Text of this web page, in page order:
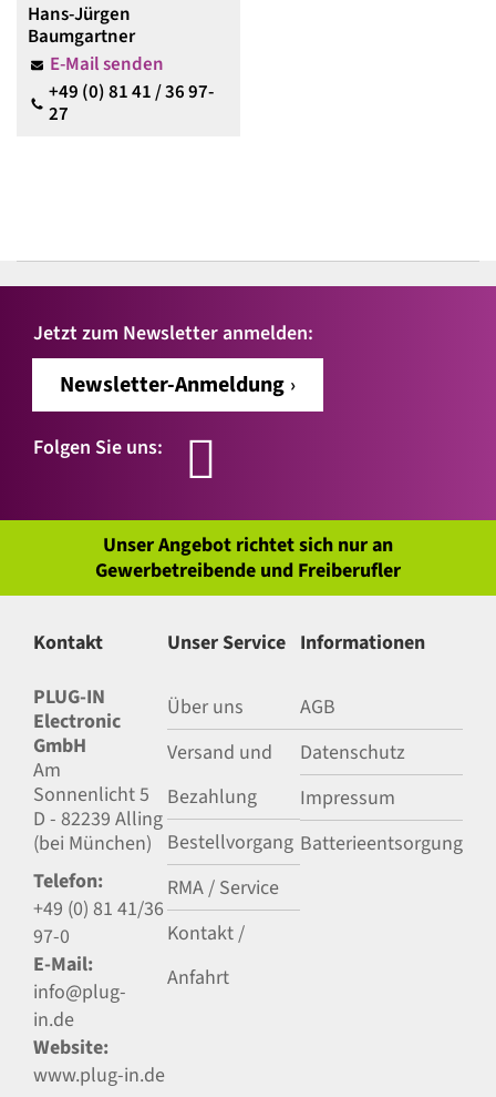
Hans-Jürgen
Baumgartner
E-Mail senden
+49 (0) 81 41 / 36 97-
27
Jetzt zum Newsletter anmelden:
Newsletter-Anmeldung
Folgen Sie uns:
Unser Angebot richtet sich nur an
Gewerbetreibende und Freiberufler
Kontakt
PLUG-IN
Electronic
GmbH
Am
Sonnenlicht 5
D - 82239 Alling
(bei München)
Telefon:
+49 (0) 81 41/36
97-0
E-Mail:
info@plug-
in.de
Website:
www.plug-in.de
Unser Service
Über uns
Versand und
Bezahlung
Bestellvorgang
RMA / Service
Kontakt /
Anfahrt
Informationen
AGB
Datenschutz
Impressum
Batterieentsorgung